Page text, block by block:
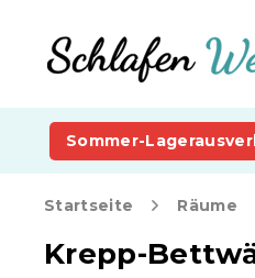
springen
Sommer-
Startseite Räume
Krepp-